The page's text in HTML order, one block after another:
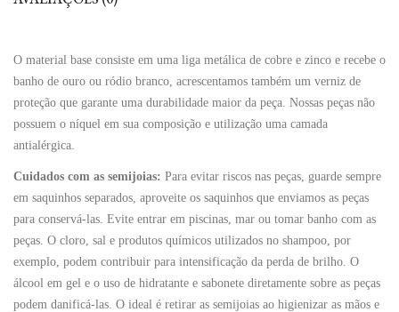
O material base consiste em uma liga metálica de cobre e zinco e recebe o
banho de ouro ou ródio branco, acrescentamos também um verniz de
proteção que garante uma durabilidade maior da peça. Nossas peças não
possuem o níquel em sua composição e utilização uma camada
antialérgica.
Cuidados com as semijoias: Para evitar riscos nas peças, guarde sempre
em saquinhos separados, aproveite os saquinhos que enviamos as peças
para conservá-las. Evite entrar em piscinas, mar ou tomar banho com as
peças. O cloro, sal e produtos químicos utilizados no shampoo, por
exemplo, podem contribuir para intensificação da perda de brilho. O
álcool em gel e o uso de hidratante e sabonete diretamente sobre as peças
podem danificá-las. O ideal é retirar as semijoias ao higienizar as mãos e